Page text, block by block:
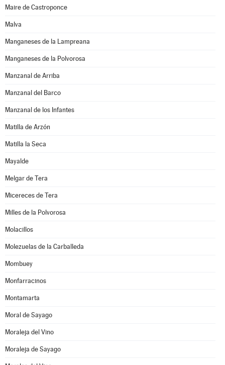
Maire de Castroponce
Malva
Manganeses de la Lampreana
Manganeses de la Polvorosa
Manzanal de Arriba
Manzanal del Barco
Manzanal de los Infantes
Matilla de Arzón
Matilla la Seca
Mayalde
Melgar de Tera
Micereces de Tera
Milles de la Polvorosa
Molacillos
Molezuelas de la Carballeda
Mombuey
Monfarracinos
Montamarta
Moral de Sayago
Moraleja del Vino
Moraleja de Sayago